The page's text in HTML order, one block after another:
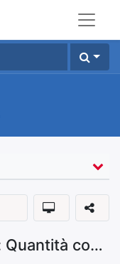
Politica di fatturazione: Quantità consegnate